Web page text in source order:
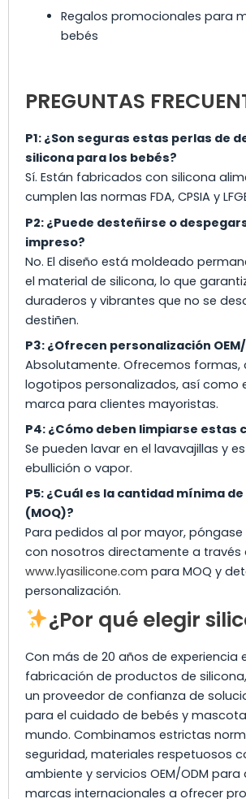
Regalos promocionales para
bebés
PREGUNTAS
P1: ¿Son seguras estas perlas de
silicona para los bebés?
Sí. Están fabricados con silicona
cumplen las normas FDA, CPSIA y
P2: ¿Puede desteñirse o
impreso?
No. El diseño está moldeado
el material de silicona, lo que
duraderos y vibrantes que no se
destiñen.
P3: ¿Ofrecen personalización OEM/
Absolutamente. Ofrecemos formas,
logotipos personalizados, así como
marca para clientes mayoristas.
P4: ¿Cómo deben limpiarse estas
Se pueden lavar en el lavavajillas y
ebullición o vapor.
P5: ¿Cuál es la cantidad mínima
(MOQ)?
Para pedidos al por mayor,
con nosotros directamente a través
www.lyasilicone.com para MOQ y
personalización.
¿Por qué elegir
Con más de 20 años de experiencia
fabricación de productos de silicona,
un proveedor de confianza de
para el cuidado de bebés y
mundo. Combinamos estrictas
seguridad, materiales respetuosos
ambiente y servicios OEM/ODM para
marcas internacionales a ofrecer